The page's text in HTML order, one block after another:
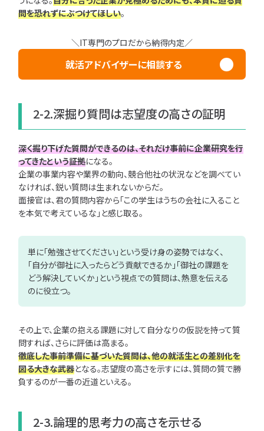
問を恐れずにぶつけてほしい。
＼IT専門のプロだから納得内定／
就活アドバイザーに相談する
2-2.深掘り質問は志望度の高さの証明
深く掘り下げた質問ができるのは、それだけ事前に企業研究を行
ってきたという証拠になる。
企業の事業内容や業界の動向、競合他社の状況などを調べてい
なければ、鋭い質問は生まれないからだ。
面接官は、君の質問内容から「この学生はうちの会社に入ること
を本気で考えているな」と感じ取る。
単に「勉強させてください」という受け身の姿勢ではなく、
「自分が御社に入ったらどう貢献できるか」「御社の課題を
どう解決していくか」という視点での質問は、熱意を伝える
のに役立つ。
その上で、企業の抱える課題に対して自分なりの仮説を持って質
問すれば、さらに評価は高まる。
徹底した事前準備に基づいた質問は、他の就活生との差別化を
図る大きな武器となる。志望度の高さを示すには、質問の質で勝
負するのが一番の近道といえる。
2-3.論理的思考力の高さを示せる